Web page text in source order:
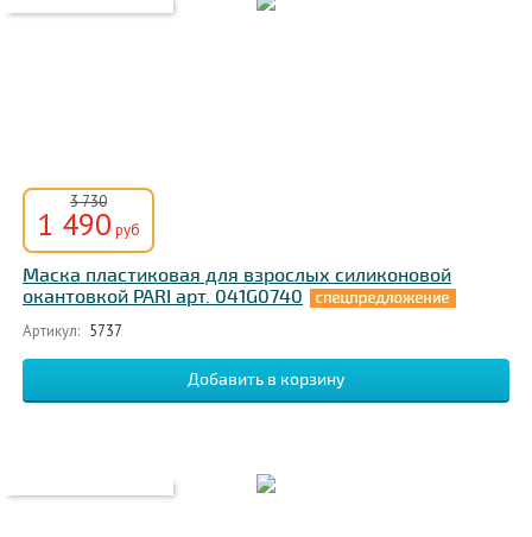
3 730
1 490 руб
Маска пластиковая для взрослых силиконовой
окантовкой PARI арт. 041G0740
Артикул: 5737